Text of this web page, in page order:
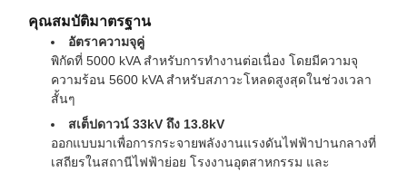
คุณสมบัติมาตรฐาน
อัตราความจุคู่
พิกัดที่ 5000 kVA สำหรับการทำงานต่อเนื่อง โดยมีความจุ
ความร้อน 5600 kVA สำหรับสภาวะโหลดสูงสุดในช่วงเวลา
สั้นๆ
สเต็ปดาวน์ 33kV ถึง 13.8kV
ออกแบบมาเพื่อการกระจายพลังงานแรงดันไฟฟ้าปานกลางที่
เสถียรในสถานีไฟฟ้าย่อย โรงงานอุตสาหกรรม และ